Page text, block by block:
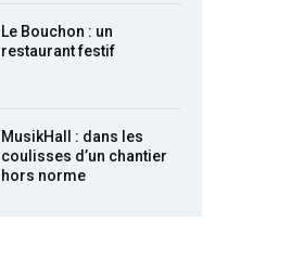
Le Bouchon : un
restaurant festif
MusikHall : dans les
coulisses d’un chantier
hors norme